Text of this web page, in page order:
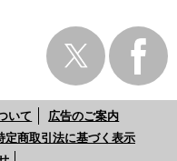
いて
広告のご案内
定商取引法に基づく表示